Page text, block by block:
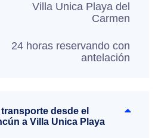
Villa Unica Playa del
Carmen
24 horas reservando con
antelación
desde el
a Villa Unica Playa